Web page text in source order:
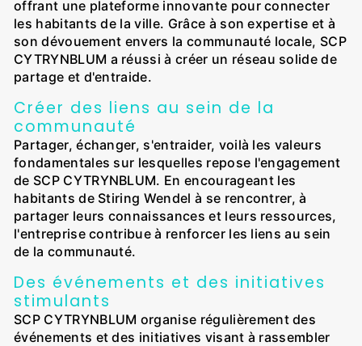
offrant une plateforme innovante pour connecter
les habitants de la ville. Grâce à son expertise et à
son dévouement envers la communauté locale, SCP
CYTRYNBLUM a réussi à créer un réseau solide de
partage et d'entraide.
Créer des liens au sein de la
communauté
Partager, échanger, s'entraider, voilà les valeurs
fondamentales sur lesquelles repose l'engagement
de SCP CYTRYNBLUM. En encourageant les
habitants de Stiring Wendel à se rencontrer, à
partager leurs connaissances et leurs ressources,
l'entreprise contribue à renforcer les liens au sein
de la communauté.
Des événements et des initiatives
stimulants
SCP CYTRYNBLUM organise régulièrement des
événements et des initiatives visant à rassembler